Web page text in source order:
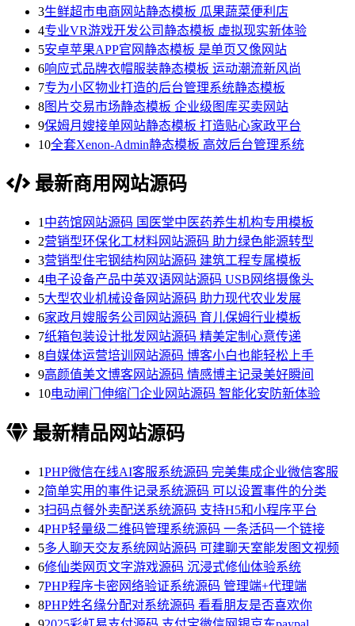
3生鲜超市电商网站静态模板 瓜果蔬菜便利店
4专业VR游戏开发公司静态模板 虚拟现实新体验
5安卓苹果APP官网静态模板 是单页又像网站
6响应式品牌衣帽服装静态模板 运动潮流新风尚
7专为小区物业打造的后台管理系统静态模板
8图片交易市场静态模板 企业级图库买卖网站
9保姆月嫂接单网站静态模板 打造贴心家政平台
10全套Xenon-Admin静态模板 高效后台管理系统
最新商用网站源码
1 中药馆网站源码 国医堂中医药养生机构专用模板
2营销型环保化工材料网站源码 助力绿色能源转型
3营销型住宅钢结构网站源码 建筑工程专属模板
4电子设备产品中英双语网站源码 USB网络摄像头
5大型农业机械设备网站源码 助力现代农业发展
6家政月嫂服务公司网站源码 育儿保姆行业模板
7纸箱包装设计批发网站源码 精美定制心意传递
8自媒体运营培训网站源码 博客小白也能轻松上手
9高颜值美文博客网站源码 情感博主记录美好瞬间
10电动闸门伸缩门企业网站源码 智能化安防新体验
最新精品网站源码
1PHP微信在线AI客服系统源码 完美集成企业微信客服
2简单实用的事件记录系统源码 可以设置事件的分类
3扫码点餐外卖配送系统源码 支持H5和小程序平台
4PHP轻量级二维码管理系统源码 一条活码一个链接
5多人聊天交友系统网站源码 可建聊天室能发图文视频
6修仙类网页文字游戏源码 沉浸式修仙体验系统
7PHP程序卡密网络验证系统源码 管理端+代理端
8PHP姓名缘分配对系统源码 看看朋友是否喜欢你